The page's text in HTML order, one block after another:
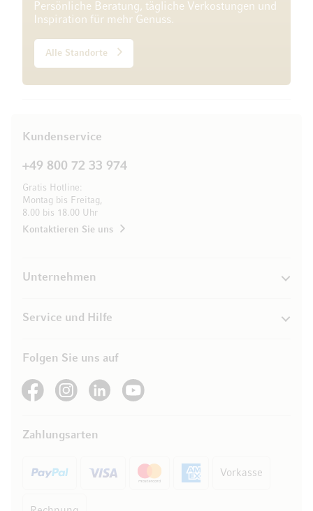
Persönliche Beratung, tägliche Verkostungen und
Inspiration für mehr Genuss.
Alle Standorte
Kundenservice
+49 800 72 33 974
Gratis Hotline:
Montag bis Freitag,
8.00 bis 18.00 Uhr
Kontaktieren Sie uns
Unternehmen
Service und Hilfe
Folgen Sie uns auf
See our FacebookSee our Instagram account
See our LinkedInSee our YouTube channel
Zahlungsarten
Vorkasse